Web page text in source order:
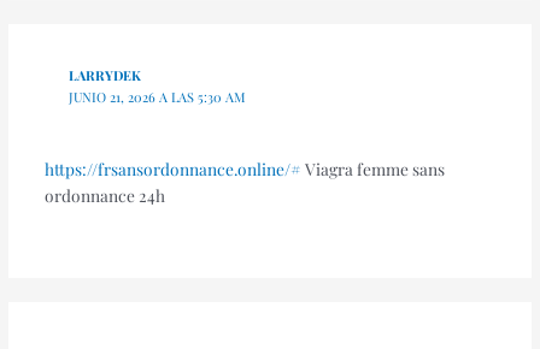
LARRYDEK
JUNIO 21, 2026 A LAS 5:30 AM
https://frsansordonnance.online/# Viagra femme sans
ordonnance 24h